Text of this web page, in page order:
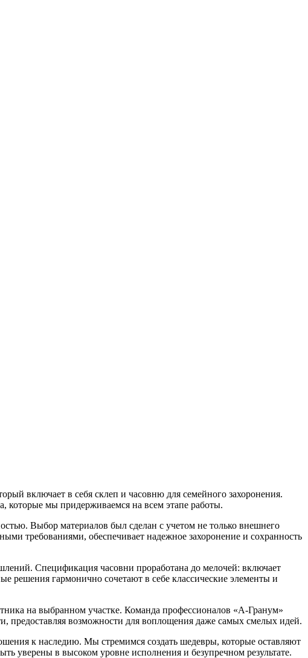
включает в себя склеп и часовню для семейного захоронения.
которые мы придерживаемся на всем этапе работы.
Выбор материалов был сделан с учетом не только внешнего
требованиями, обеспечивает надежное захоронение и сохранность
Спецификация часовни проработана до мелочей: включает
решения гармонично сочетают в себе классические элементы и
на выбранном участке. Команда профессионалов «А-Гранум»
возможности для воплощения даже самых смелых идей.
к наследию. Мы стремимся создать шедевры, которые оставляют
уверены в высоком уровне исполнения и безупречном результате.